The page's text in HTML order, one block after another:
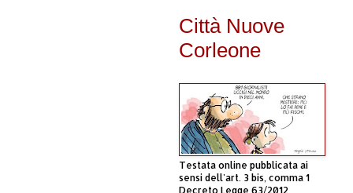
Città Nuove
Corleone
Testata online pubblicata ai
sensi dell'art. 3 bis, comma 1
Decreto Legge 63/2012